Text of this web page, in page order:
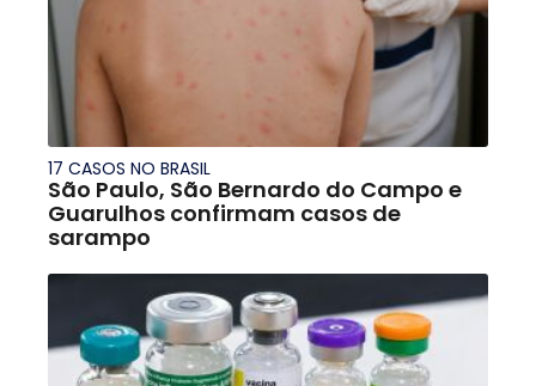
17 CASOS NO BRASIL
São Paulo, São Bernardo do Campo e
Guarulhos confirmam casos de
sarampo